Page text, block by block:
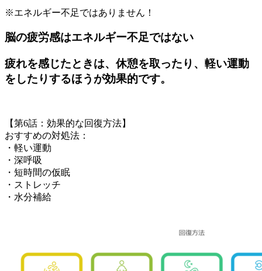
※エネルギー不足ではありません！
脳の疲労感はエネルギー不足ではない
疲れを感じたときは、 休憩を取ったり、軽い運動
をしたりするほうが効果的です。
【第6話：効果的な回復方法】
おすすめの対処法：
・軽い運動
・深呼吸
・短時間の仮眠
・ストレッチ
・水分補給